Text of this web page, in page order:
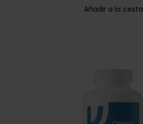
Añadir a la cesta